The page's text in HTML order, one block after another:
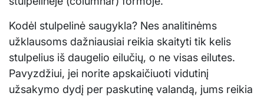
Kodėl stulpelinė saugykla? Nes analitinėms
užklausoms dažniausiai reikia skaityti tik kelis
stulpelius iš daugelio eilučių, o ne visas eilutes.
Pavyzdžiui, jei norite apskaičiuoti vidutinį
užsakymo dydį per paskutinę valandą, jums reikia